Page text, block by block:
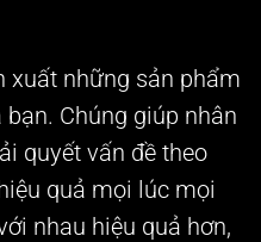
xuất những sản phẩm
Chúng giúp nhân
quyết vấn đề theo
quả mọi lúc mọi
nhau hiệu quả hơn,